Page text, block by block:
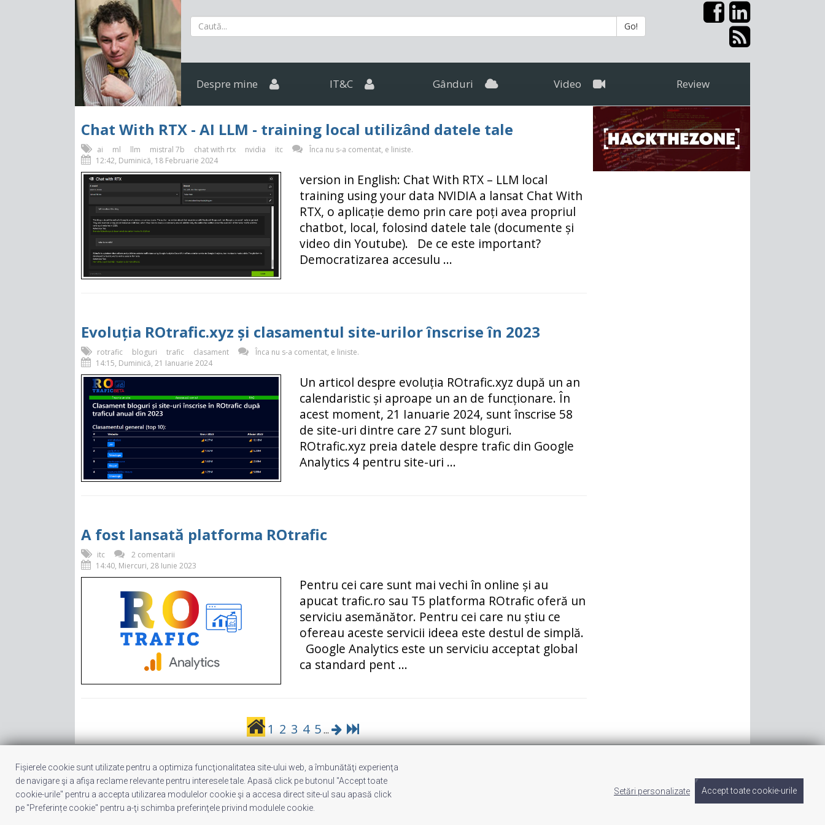
Go!
Despre mine IT&C Gânduri Video Review
Chat With RTX - AI LLM - training local utilizând datele tale
ai ml llm mistral 7b chat with rtx nvidia itc
Înca nu s-a comentat, e liniste.
12:42, Duminică, 18 Februarie 2024
version in English: Chat With RTX – LLM local
training using your data NVIDIA a lansat Chat With
RTX, o aplicație demo prin care poți avea propriul
chatbot, local, folosind datele tale (documente și
video din Youtube). De ce este important?
Democratizarea accesulu ...
Evoluția ROtrafic.xyz și clasamentul site-urilor înscrise în 2023
rotrafic bloguri trafic clasament
Înca nu s-a comentat, e liniste.
14:15, Duminică, 21 Ianuarie 2024
Un articol despre evoluția ROtrafic.xyz după un an
calendaristic și aproape un an de funcționare. În
acest moment, 21 Ianuarie 2024, sunt înscrise 58
de site-uri dintre care 27 sunt bloguri.
ROtrafic.xyz preia datele despre trafic din Google
Analytics 4 pentru site-uri ...
A fost lansată platforma ROtrafic
itc
2 comentarii
14:40, Miercuri, 28 Iunie 2023
Pentru cei care sunt mai vechi în online și au
apucat trafic.ro sau T5 platforma ROtrafic oferă un
serviciu asemănător. Pentru cei care nu știu ce
ofereau aceste servicii ideea este destul de simplă.
Google Analytics este un serviciu acceptat global
ca standard pent ...
1 2 3 4 5 ...
© 2011 - 2026 Valentin VĂLEANU. All Rights Reserved
Date trafic disponibile pe ROtrafic
Fișierele cookie sunt utilizate pentru a optimiza funcţionalitatea site-ului web, a îmbunătăţi experienţa
de navigare şi a afişa reclame relevante pentru interesele tale. Apasă click pe butonul "Accept toate
cookie-urile" pentru a accepta utilizarea modulelor cookie şi a accesa direct site-ul sau apasă click
pe "Preferințe cookie" pentru a-ţi schimba preferinţele privind modulele cookie.
Setări personalizate Accept toate cookie-urile